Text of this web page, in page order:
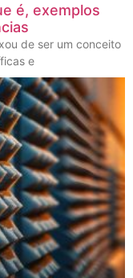
é, exemplos
de ser um conceito
e